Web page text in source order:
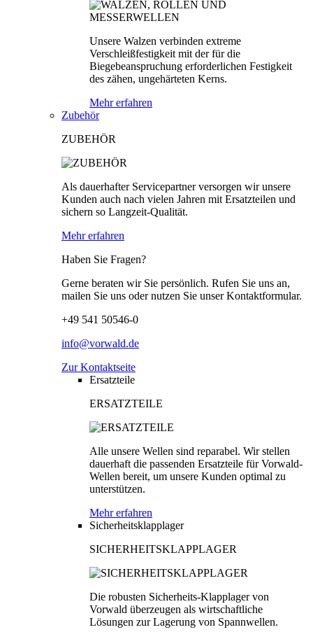
Unsere Walzen verbinden extreme
Verschleißfestigkeit mit der für die
Biegebeanspruchung erforderlichen Festigkeit
des zähen, ungehärteten Kerns.
Mehr erfahren
Zubehör
ZUBEHÖR
Als dauerhafter Servicepartner versorgen wir unsere
Kunden auch nach vielen Jahren mit Ersatzteilen und
sichern so Langzeit-Qualität.
Mehr erfahren
Haben Sie Fragen?
Gerne beraten wir Sie persönlich. Rufen Sie uns an,
mailen Sie uns oder nutzen Sie unser Kontaktformular.
+49 541 50546-0
info@vorwald.de
Zur Kontaktseite
Ersatzteile
ERSATZTEILE
Alle unsere Wellen sind reparabel. Wir stellen
dauerhaft die passenden Ersatzteile für Vorwald-
Wellen bereit, um unsere Kunden optimal zu
unterstützen.
Mehr erfahren
Sicherheitsklapplager
SICHERHEITSKLAPPLAGER
Die robusten Sicherheits-Klapplager von
Vorwald überzeugen als wirtschaftliche
Lösungen zur Lagerung von Spannwellen.